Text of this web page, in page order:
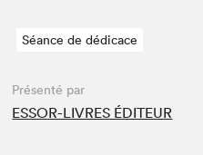
Séance de dédicace
Présenté par
ESSOR-LIVRES ÉDITEUR